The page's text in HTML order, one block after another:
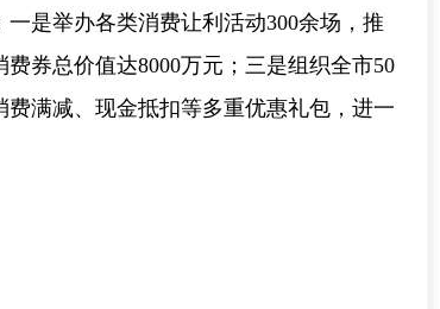
是举办各类消费让利活动300余场，推
券总价值达8000万元；三是组织全市50
满减、现金抵扣等多重优惠礼包，进一